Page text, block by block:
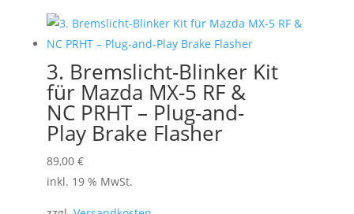
3. Bremslicht-Blinker Kit
für Mazda MX-5 RF &
NC PRHT – Plug-and-
Play Brake Flasher
89,00 €
inkl. 19 % MwSt.